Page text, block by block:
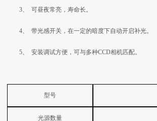
3、 可昼夜常亮，寿命长。
4、 带光感开关，在一定的暗度下自动开启补光。
5、 安装调试方便，可与多种CCD相机匹配。
型号
光源数量